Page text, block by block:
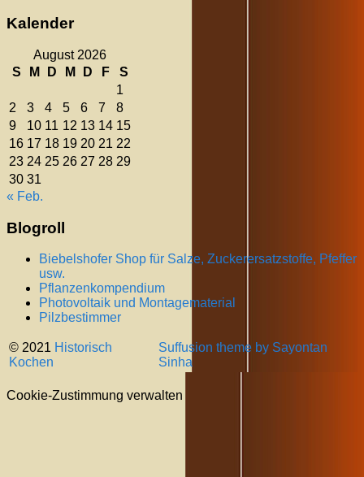
Kalender
August 2026
S
M D M D F
S
1
2
3 4 5 6 7
8
9
10 11 12 13 14 15
16 17 18 19 20 21 22
23 24 25 26 27 28 29
30 31
« Feb.
Blogroll
Biebelshofer Shop für Salze, Zuckerersatzstoffe, Pfeffer
usw.
Pflanzenkompendium
Photovoltaik und Montagematerial
Pilzbestimmer
© 2021 Historisch
Kochen
Suffusion theme by Sayontan
Sinha
Cookie-Zustimmung verwalten